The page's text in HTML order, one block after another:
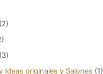
(2)
(3)
Ideas originales y Salones (1)